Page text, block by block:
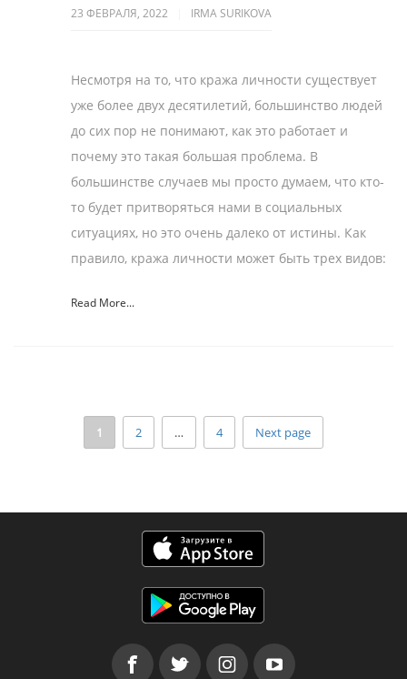
23 ФЕВРАЛЯ, 2022 IRMA SURIKOVA
Несмотря на то, что кража личности существует
уже более двух десятилетий, большинство людей
до сих пор не понимают, как это работает и
почему это такая большая проблема. В
большинстве случаев мы просто думаем, что кто-
то будет притворяться нами в социальных
ситуациях, но это очень далеко от истины. Как
правило, кража личности может быть трех видов:
Read More...
1 2 … 4 Next page